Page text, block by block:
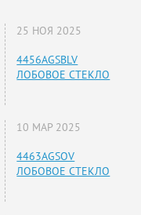
25 НОЯ 2025
4456AGSBLV
ЛОБОВОЕ СТЕКЛО
10 МАР 2025
4463AGSOV
ЛОБОВОЕ СТЕКЛО